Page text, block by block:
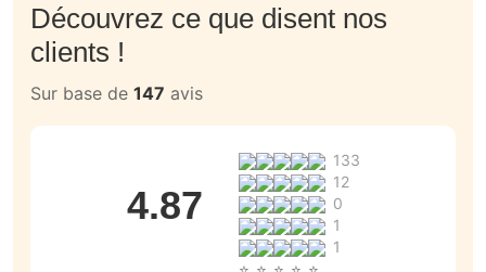
Découvrez ce que disent nos
clients !
Sur base de 147 avis
4.87
133
12
0
1
1